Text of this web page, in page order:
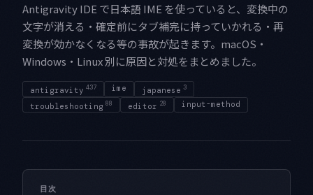
Antigravity IDE で日本語 IME を使っていると、変換中の
文字が消える・確定前にタブ補完に持っていかれる・再
変換が効かなくなる等の事故が起きます。macOS・
Windows・Linux 別に原因と対処をまとめました。
antigravity 437 ime japanese 3
troubleshooting 88 editor 28 input-method
目次